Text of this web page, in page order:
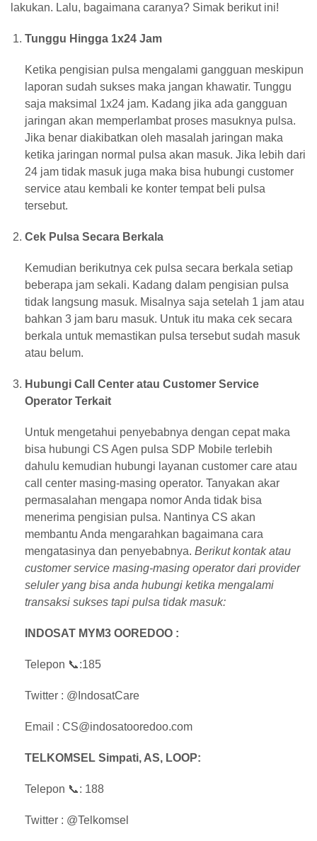
lakukan. Lalu, bagaimana caranya? Simak berikut ini!
Tunggu Hingga 1x24 Jam
Ketika pengisian pulsa mengalami gangguan meskipun
laporan sudah sukses maka jangan khawatir. Tunggu
saja maksimal 1x24 jam. Kadang jika ada gangguan
jaringan akan memperlambat proses masuknya pulsa.
Jika benar diakibatkan oleh masalah jaringan maka
ketika jaringan normal pulsa akan masuk. Jika lebih dari
24 jam tidak masuk juga maka bisa hubungi customer
service atau kembali ke konter tempat beli pulsa
tersebut.
Cek Pulsa Secara Berkala
Kemudian berikutnya cek pulsa secara berkala setiap
beberapa jam sekali. Kadang dalam pengisian pulsa
tidak langsung masuk. Misalnya saja setelah 1 jam atau
bahkan 3 jam baru masuk. Untuk itu maka cek secara
berkala untuk memastikan pulsa tersebut sudah masuk
atau belum.
Hubungi Call Center atau Customer Service
Operator Terkait
Untuk mengetahui penyebabnya dengan cepat maka
bisa hubungi CS Agen pulsa SDP Mobile terlebih
dahulu kemudian hubungi layanan customer care atau
call center masing-masing operator. Tanyakan akar
permasalahan mengapa nomor Anda tidak bisa
menerima pengisian pulsa. Nantinya CS akan
membantu Anda mengarahkan bagaimana cara
mengatasinya dan penyebabnya. Berikut kontak atau
customer service masing-masing operator dari provider
seluler yang bisa anda hubungi ketika mengalami
transaksi sukses tapi pulsa tidak masuk:
INDOSAT MYM3 OOREDOO :
Telepon 📞:185
Twitter : @IndosatCare
Email : CS@indosatooredoo.com
TELKOMSEL Simpati, AS, LOOP:
Telepon 📞: 188
Twitter : @Telkomsel